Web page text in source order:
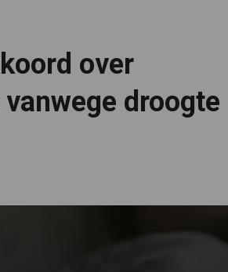
over
droogte